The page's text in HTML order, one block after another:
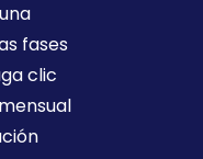
fases
clic